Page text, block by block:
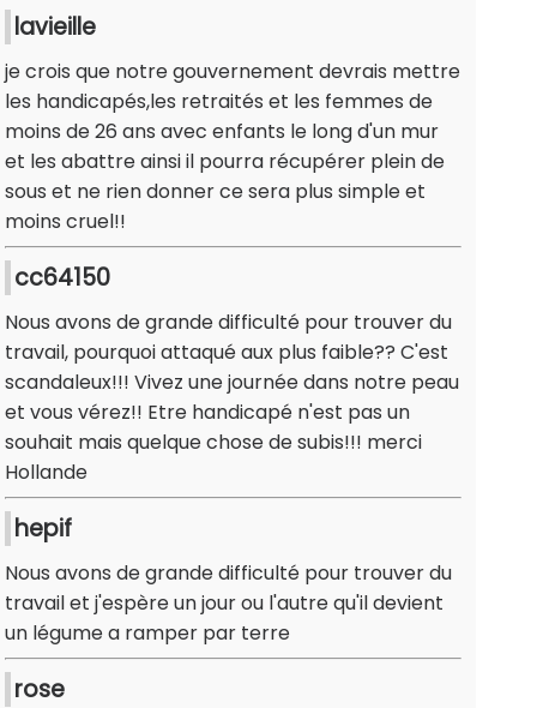
lavieille
je crois que notre gouvernement devrais mettre
les handicapés,les retraités et les femmes de
moins de 26 ans avec enfants le long d'un mur
et les abattre ainsi il pourra récupérer plein de
sous et ne rien donner ce sera plus simple et
moins cruel!!
cc64150
Nous avons de grande difficulté pour trouver du
travail, pourquoi attaqué aux plus faible?? C'est
scandaleux!!! Vivez une journée dans notre peau
et vous vérez!! Etre handicapé n'est pas un
souhait mais quelque chose de subis!!! merci
Hollande
hepif
Nous avons de grande difficulté pour trouver du
travail et j'espère un jour ou l'autre qu'il devient
un légume a ramper par terre
rose